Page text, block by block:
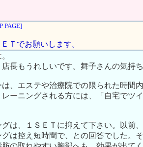
PAGE]
Ｔでお願いします。
長もうれしいです。舞子さんの気持
、エステや治療院での限られた時間
ーニングされる方には、「自宅でツ
は、１ＳＥＴに抑えて下さい。以前
は控え短時間で、との回答でした。